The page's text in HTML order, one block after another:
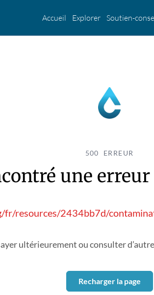
Accueil Explorer Soutien-
500 ERREUR
une
fr/resources/2434bb7d/
ultérieurement ou consulter
Recharger la page